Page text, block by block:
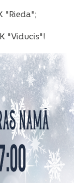
"Rieda";
"Viducis"!